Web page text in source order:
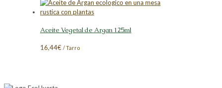
Aceite Vegetal de Argan 125ml
16,44€ / Tarro